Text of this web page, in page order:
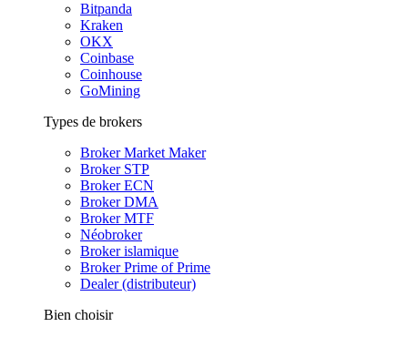
Bitpanda
Kraken
OKX
Coinbase
Coinhouse
GoMining
Types de brokers
Broker Market Maker
Broker STP
Broker ECN
Broker DMA
Broker MTF
Néobroker
Broker islamique
Broker Prime of Prime
Dealer (distributeur)
Bien choisir